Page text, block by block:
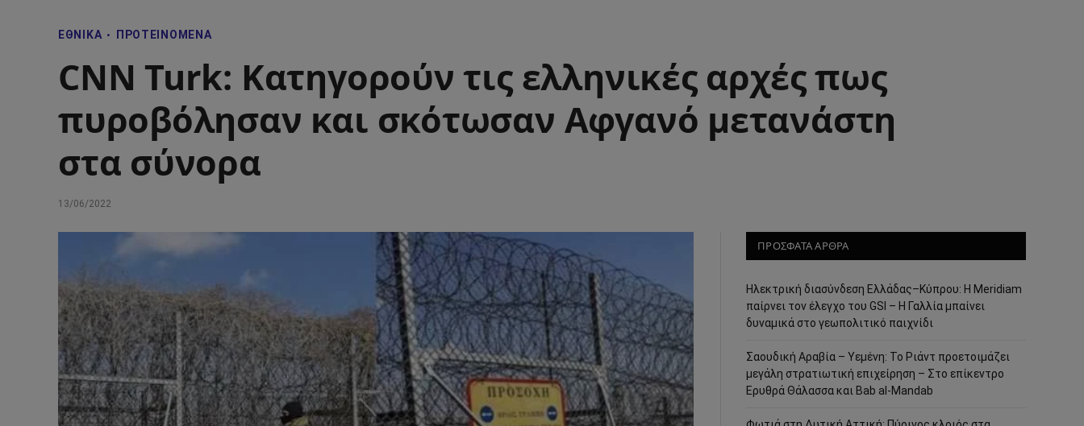
ΕΘΝΙΚΆ ΠΡΟΤΕΙΝΌΜΕΝΑ
CNN Turk: Κατηγορούν τις ελληνικές αρχές πως
πυροβόλησαν και σκότωσαν Αφγανό μετανάστη
στα σύνορα
13/06/2022
ΠΡΟΣΦΑΤΑ ΑΡΘΡΑ
Ηλεκτρική διασύνδεση Ελλάδας–Κύπρου: Η Meridiam
παίρνει τον έλεγχο του GSI – Η Γαλλία μπαίνει
δυναμικά στο γεωπολιτικό παιχνίδι
Σαουδική Αραβία – Υεμένη: Το Ριάντ προετοιμάζει
μεγάλη στρατιωτική επιχείρηση – Στο επίκεντρο
Ερυθρά Θάλασσα και Bab al-Mandab